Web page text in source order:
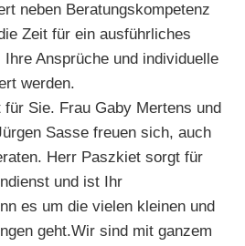
neben Beratungskompetenz
Zeit für ein ausführliches
Ansprüche und individuelle
werden.
Sie. Frau Gaby Mertens und
Sasse freuen sich, auch
Herr Paszkiet sorgt für
und ist Ihr
es um die vielen kleinen und
geht.Wir sind mit ganzem